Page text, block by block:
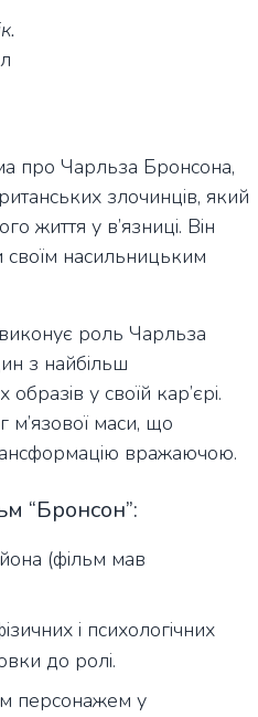
про Чарльза Бронсона,
злочинців, який
життя у в’язниці. Він
своїм насильницьким
роль Чарльза
з найбільш
у своїй кар’єрі.
м’язової маси, що
вражаючою.
“Бронсон”:
(фільм мав
і психологічних
до ролі.
персонажем у